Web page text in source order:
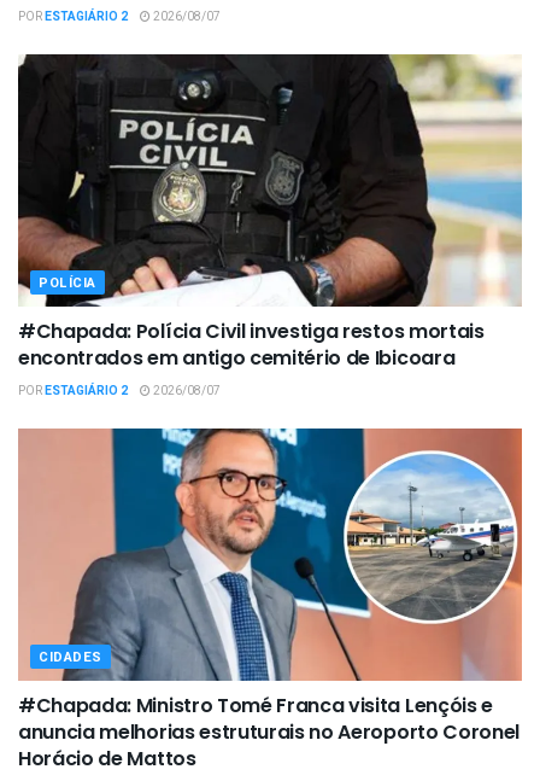
PORESTAGIÁRIO 2 2026/08/07
POLÍCIA
#Chapada: Polícia Civil investiga restos mortais
encontrados em antigo cemitério de Ibicoara
PORESTAGIÁRIO 2 2026/08/07
CIDADES
#Chapada: Ministro Tomé Franca visita Lençóis e
anuncia melhorias estruturais no Aeroporto Coronel
Horácio de Mattos